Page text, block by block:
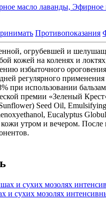
масло лаванды, Эфирное
Противопоказания
огрубевшей и
кожей на коленях и
избыточного
регулярного
при использовании
премии «Зеленый
Seed Oil,
Eucalyptus
утром и вечером.
и сухих мозолях